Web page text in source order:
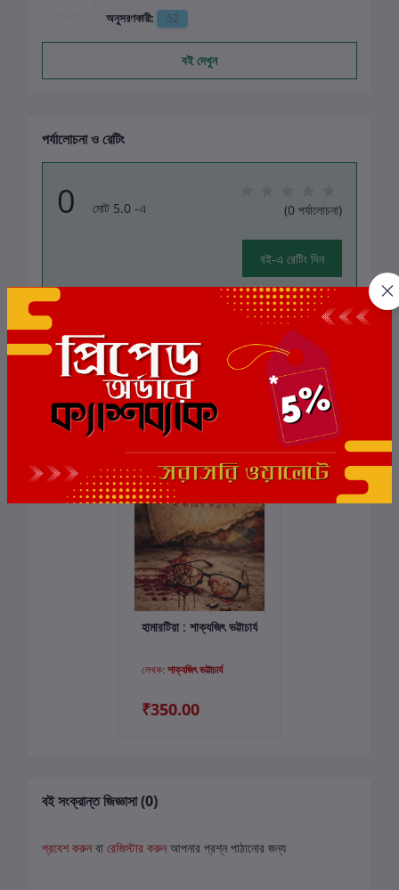
অনুসরণকারী: 52
বই দেখুন
পর্যালোচনা ও রেটিং
0 মোট 5.0 -এ (0 পর্যালোচনা)
বই-এ রেটিং দিন
এই বইয়ের জন্য এখনও কোন পর্যালোচনা নেই
সংশ্লিষ্ট বই
কার্টে যোগ করুন
হামারটিয়া : শাক্যজিৎ ভট্টাচার্য
লেখক: শাক্যজিৎ ভট্টাচার্য
₹350.00
বই সংক্রান্ত জিজ্ঞাসা (0)
প্রবেশ করুন বা রেজিস্টার করুন আপনার প্রশ্ন পাঠানোর জন্য